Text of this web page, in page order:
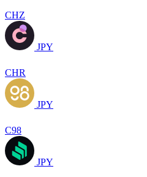
CHZ
JPY
CHR
JPY
C98
JPY